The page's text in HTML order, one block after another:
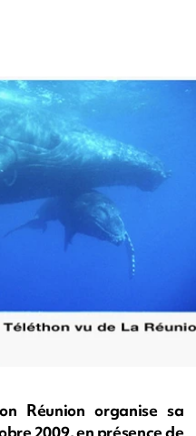
Réunion organise sa